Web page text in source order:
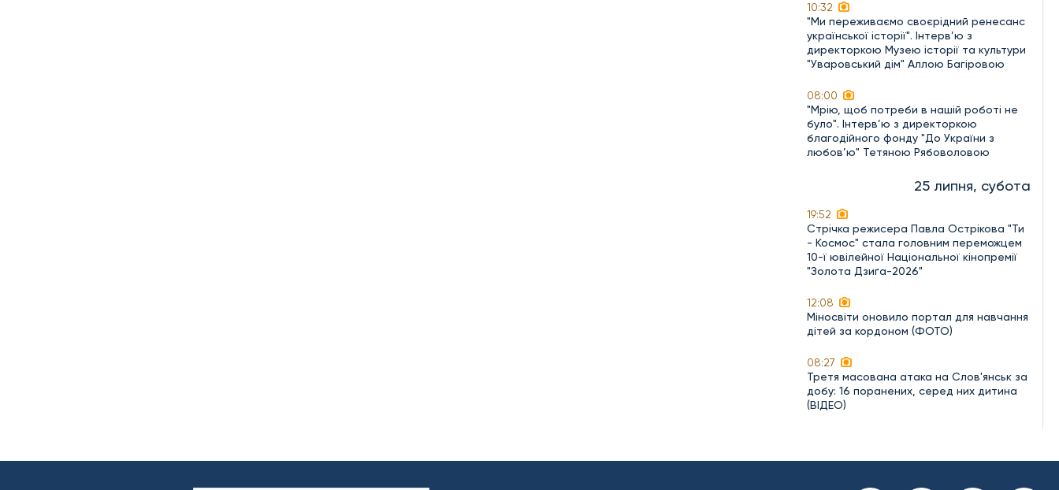
10:32
"Ми переживаємо своєрідний ренесанс
української історії". Інтерв’ю з
директоркою Музею історії та культури
"Уваровський дім" Аллою Багіровою
08:00
"Мрію, щоб потреби в нашій роботі не
було". Інтерв’ю з директоркою
благодійного фонду "До України з
любов’ю" Тетяною Рябоволовою
25 липня, субота
19:52
Стрічка режисера Павла Острікова "Ти
- Космос" стала головним переможцем
10-ї ювілейної Національної кінопремії
"Золота Дзиґа-2026"
12:08
Міносвіти оновило портал для навчання
дітей за кордоном (ФОТО)
08:27
Третя масована атака на Слов'янськ за
добу: 16 поранених, серед них дитина
(ВІДЕО)